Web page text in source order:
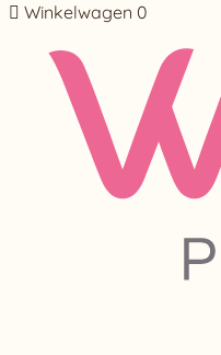
 Winkelwagen 0